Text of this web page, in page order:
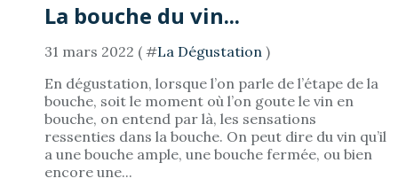
La bouche du vin...
31 mars 2022 ( #La Dégustation )
En dégustation, lorsque l’on parle de l’étape de la
bouche, soit le moment où l’on goute le vin en
bouche, on entend par là, les sensations
ressenties dans la bouche. On peut dire du vin qu’il
a une bouche ample, une bouche fermée, ou bien
encore une...